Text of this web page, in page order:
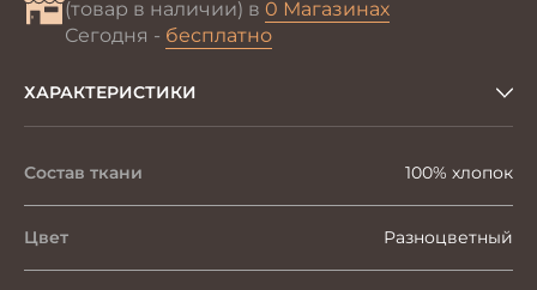
(товар в наличии) в 0 Магазинах
Сегодня - бесплатно
ХАРАКТЕРИСТИКИ
Состав ткани 100% хлопок
Цвет Разноцветный